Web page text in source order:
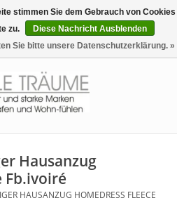
0 Artikel - €0,00
Hausanzug
Fb.ivoiré
HAUSANZUG HOMEDRESS FLEECE
stimmen Sie dem Gebrauch von Cookies
zu.
Diese Nachricht Ausblenden
Sie bitte unsere Datenschutzerklärung. »